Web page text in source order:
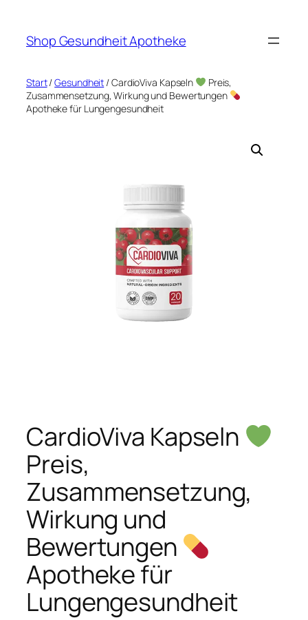
springen
Shop Gesundheit Apotheke
Start/Gesundheit / CardioViva Kapseln
Preis,
Zusammensetzung, Wirkung und Bewertungen
Apotheke für Lungengesundheit
CardioViva Kapseln
Preis,
Zusammensetzung,
Wirkung und
Bewertungen
Apotheke für
Lungengesundheit